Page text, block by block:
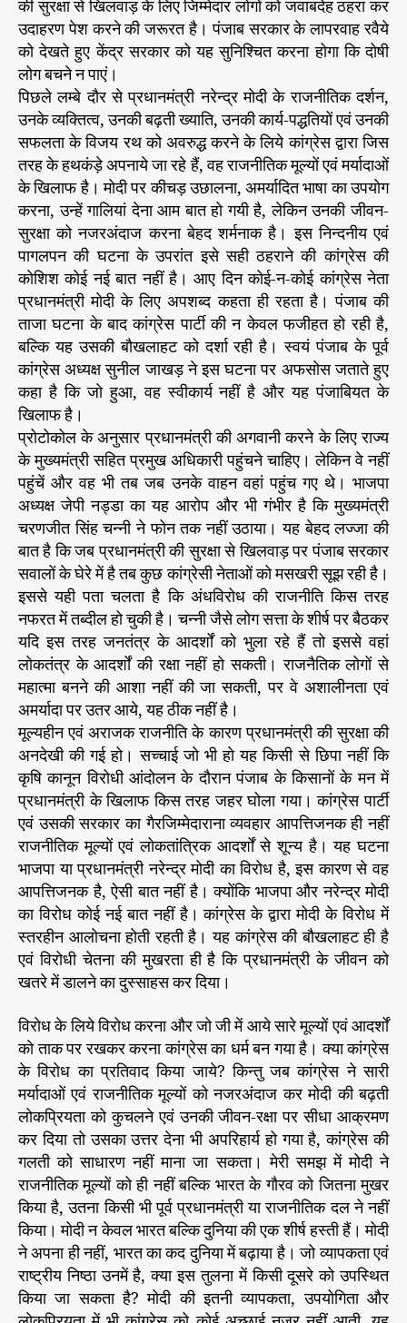
की सुरक्षा से खिलवाड़ के लिए जिम्मेदार लोगों को जवाबदेह ठहरा कर
उदाहरण पेश करने की जरूरत है। पंजाब सरकार के लापरवाह रवैये
को देखते हुए केंद्र सरकार को यह सुनिश्चित करना होगा कि दोषी
लोग बचने न पाएं।
पिछले लम्बे दौर से प्रधानमंत्री नरेन्द्र मोदी के राजनीतिक दर्शन,
उनके व्यक्तित्व, उनकी बढ़ती ख्याति, उनकी कार्य-पद्धतियों एवं उनकी
सफलता के विजय रथ को अवरुद्ध करने के लिये कांग्रेस द्वारा जिस
तरह के हथकंड़े अपनाये जा रहे हैं, वह राजनीतिक मूल्यों एवं मर्यादाओं
के खिलाफ है। मोदी पर कीचड़ उछालना, अमर्यादित भाषा का उपयोग
करना, उन्हें गालियां देना आम बात हो गयी है, लेकिन उनकी जीवन-
सुरक्षा को नजरअंदाज करना बेहद शर्मनाक है। इस निन्दनीय एवं
पागलपन की घटना के उपरांत इसे सही ठहराने की कांग्रेस की
कोशिश कोई नई बात नहीं है। आए दिन कोई-न-कोई कांग्रेस नेता
प्रधानमंत्री मोदी के लिए अपशब्द कहता ही रहता है। पंजाब की
ताजा घटना के बाद कांग्रेस पार्टी की न केवल फजीहत हो रही है,
बल्कि यह उसकी बौखलाहट को दर्शा रही है। स्वयं पंजाब के पूर्व
कांग्रेस अध्यक्ष सुनील जाखड़ ने इस घटना पर अफसोस जताते हुए
कहा है कि जो हुआ, वह स्वीकार्य नहीं है और यह पंजाबियत के
खिलाफ है।
प्रोटोकोल के अनुसार प्रधानमंत्री की अगवानी करने के लिए राज्य
के मुख्यमंत्री सहित प्रमुख अधिकारी पहुंचने चाहिए। लेकिन वे नहीं
पहुंचें और वह भी तब जब उनके वाहन वहां पहुंच गए थे। भाजपा
अध्यक्ष जेपी नड्डा का यह आरोप और भी गंभीर है कि मुख्यमंत्री
चरणजीत सिंह चन्नी ने फोन तक नहीं उठाया। यह बेहद लज्जा की
बात है कि जब प्रधानमंत्री की सुरक्षा से खिलवाड़ पर पंजाब सरकार
सवालों के घेरे में है तब कुछ कांग्रेसी नेताओं को मसखरी सूझ रही है।
इससे यही पता चलता है कि अंधविरोध की राजनीति किस तरह
नफरत में तब्दील हो चुकी है। चन्नी जैसे लोग सत्ता के शीर्ष पर बैठकर
यदि इस तरह जनतंत्र के आदर्शों को भुला रहे हैं तो इससे वहां
लोकतंत्र के आदर्शों की रक्षा नहीं हो सकती। राजनैतिक लोगों से
महात्मा बनने की आशा नहीं की जा सकती, पर वे अशालीनता एवं
अमर्यादा पर उतर आये, यह ठीक नहीं है।
मूल्यहीन एवं अराजक राजनीति के कारण प्रधानमंत्री की सुरक्षा की
अनदेखी की गई हो। सच्चाई जो भी हो यह किसी से छिपा नहीं कि
कृषि कानून विरोधी आंदोलन के दौरान पंजाब के किसानों के मन में
प्रधानमंत्री के खिलाफ किस तरह जहर घोला गया। कांग्रेस पार्टी
एवं उसकी सरकार का गैरजिम्मेदाराना व्यवहार आपत्तिजनक ही नहीं
राजनीतिक मूल्यों एवं लोकतांत्रिक आदर्शों से शून्य है। यह घटना
भाजपा या प्रधानमंत्री नरेन्द्र मोदी का विरोध है, इस कारण से वह
आपत्तिजनक है, ऐसी बात नहीं है। क्योंकि भाजपा और नरेन्द्र मोदी
का विरोध कोई नई बात नहीं है। कांग्रेस के द्वारा मोदी के विरोध में
स्तरहीन आलोचना होती रहती है। यह कांग्रेस की बौखलाहट ही है
एवं विरोधी चेतना की मुखरता ही है कि प्रधानमंत्री के जीवन को
खतरे में डालने का दुस्साहस कर दिया।
विरोध के लिये विरोध करना और जो जी में आये सारे मूल्यों एवं आदर्शों
को ताक पर रखकर करना कांग्रेस का धर्म बन गया है। क्या कांग्रेस
के विरोध का प्रतिवाद किया जाये? किन्तु जब कांग्रेस ने सारी
मर्यादाओं एवं राजनीतिक मूल्यों को नजरअंदाज कर मोदी की बढ़ती
लोकप्रियता को कुचलने एवं उनकी जीवन-रक्षा पर सीधा आक्रमण
कर दिया तो उसका उत्तर देना भी अपरिहार्य हो गया है, कांग्रेस की
गलती को साधारण नहीं माना जा सकता। मेरी समझ में मोदी ने
राजनीतिक मूल्यों को ही नहीं बल्कि भारत के गौरव को जितना मुखर
किया है, उतना किसी भी पूर्व प्रधानमंत्री या राजनीतिक दल ने नहीं
किया। मोदी न केवल भारत बल्कि दुनिया की एक शीर्ष हस्ती हैं। मोदी
ने अपना ही नहीं, भारत का कद दुनिया में बढ़ाया है। जो व्यापकता एवं
राष्ट्रीय निष्ठा उनमें है, क्या इस तुलना में किसी दूसरे को उपस्थित
किया जा सकता है? मोदी की इतनी व्यापकता, उपयोगिता और